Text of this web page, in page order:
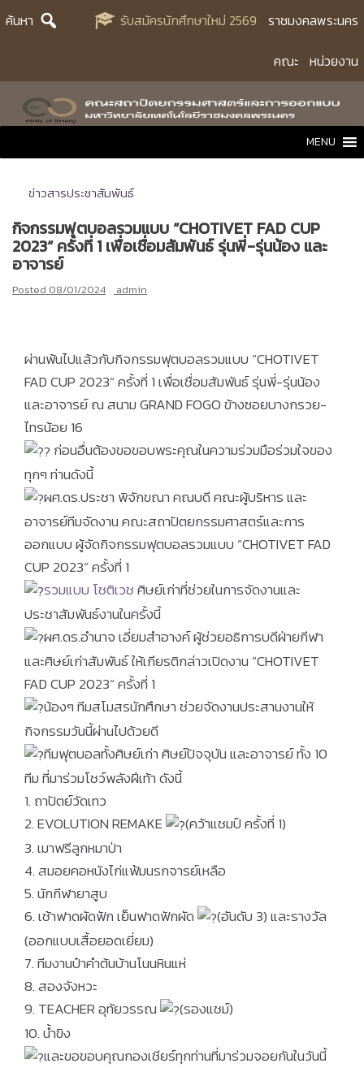
Skipค้นหา รับสมัครนักศึกษาใหม่ 2569 ราชมงคลพระนคร
คณะ หน่วยงาน
MENU
ข่าวสารประชาสัมพันธ์
กิจกรรมฟุตบอลรวมแบบ “CHOTIVET FAD CUP
2023“ ครั้งที่ 1 เพื่อเชื่อมสัมพันธ์ รุ่นพี่-รุ่นน้อง และ
อาจารย์
Posted 08/01/2024 admin
ผ่านพ้นไปแล้วกับกิจกรรมฟุตบอลรวมแบบ “CHOTIVET
FAD CUP 2023“ ครั้งที่ 1 เพื่อเชื่อมสัมพันธ์ รุ่นพี่-รุ่นน้อง
และอาจารย์ ณ สนาม GRAND FOGO ข้างซอยบางกรวย-
ไทรน้อย 16
ก่อนอื่นต้องขอขอบพระคุณในความร่วมมือร่วมใจของ
ทุกๆ ท่านดังนี้
ผศ.ดร.ประชา พิจักขณา คณบดี คณะผู้บริหาร และ
อาจารย์ทีมจัดงาน คณะสถาปัตยกรรมศาสตร์และการ
ออกแบบ ผู้จัดกิจกรรมฟุตบอลรวมแบบ “CHOTIVET FAD
CUP 2023“ ครั้งที่ 1
รวมแบบ โชติเวชศิษย์เก่าที่ช่วยในการจัดงานและ
ประชาสัมพันธ์งานในครั้งนี้
ผศ.ดร.อำนาจ เอี่ยมสำอางค์ ผู้ช่วยอธิการบดีฝ่ายกีฬา
และศิษย์เก่าสัมพันธ์ ให้เกียรติกล่าวเปิดงาน “CHOTIVET
FAD CUP 2023“ ครั้งที่ 1
น้องๆ ทีมสโมสรนักศึกษา ช่วยจัดงานประสานงานให้
กิจกรรมวันนี้ผ่านไปด้วยดี
ทีมฟุตบอลทั้งศิษย์เก่า ศิษย์ปัจจุบัน และอาจารย์ ทั้ง 10
ทีม ที่มาร่วมโชว์พลังฝีเท้า ดังนี้
1. ถาปัตย์วัดเทว
2. EVOLUTION REMAKE
(คว้าแชมป์ ครั้งที่ 1)
3. เมาฟรีลูกหมาป่า
4. สมอยคอหนังไก่แฟ้มนรกจารย์เหลือ
5. นักกีฬายาสูบ
6. เช้าฟาดผัดฟัก เย็นฟาดฟักผัด
(อันดับ 3) และรางวัล
(ออกแบบเสื้อยอดเยี่ยม)
7. ทีมงานป๋าคำต้นบ้านโนนหินแห่
8. สองจังหวะ
9. TEACHER อุทัยวรรณ
(รองแชม์)
10. น้ำขิง
และขอขอบคุณกองเชียร์ทุกท่านที่มาร่วมจอยกันในวันนี้